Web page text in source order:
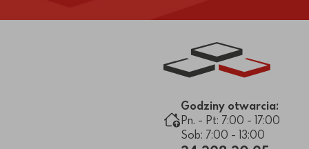
Link do strony głównej
Godziny otwarcia:
Pn. - Pt: 7:00 - 17:00
Sob: 7:00 - 13:00